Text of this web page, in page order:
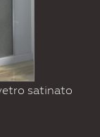
satinato